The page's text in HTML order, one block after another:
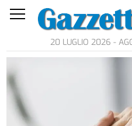
20 LUGLIO 2026 -